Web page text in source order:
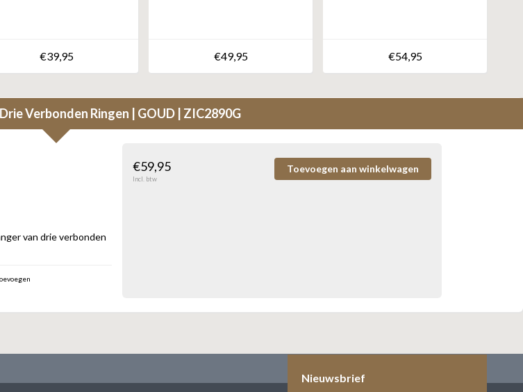
€39,95 €49,95 €54,95
Verbonden Ringen | GOUD | ZIC2890G
van drie verbonden
€59,95
Incl. btw
Nieuwsbrief